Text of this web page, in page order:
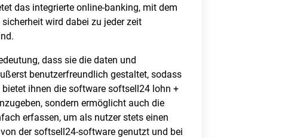
das integrierte online-banking, mit dem
wird dabei zu jeder zeit
dass sie die daten und
benutzerfreundlich gestaltet, sodass
ihnen die software softsell24 lohn +
sondern ermöglicht auch die
erfassen, um als nutzer stets einen
der softsell24-software genutzt und bei